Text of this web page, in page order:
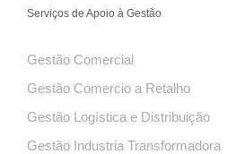
Serviços de Apoio à Gestão
Gestão Comercial
Gestão Comercio a Retalho
Gestão Logística e Distribuição
Gestão Industria Transformadora